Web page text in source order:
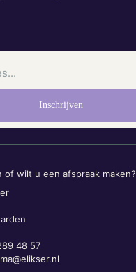
of wilt u een afspraak maken?
48 57